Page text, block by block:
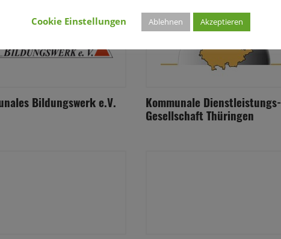
Bildungswerk e.V. Kommunale Dienstleistungs-
Gesellschaft Thüringen
Cookie Einstellungen Ablehnen Akzeptieren